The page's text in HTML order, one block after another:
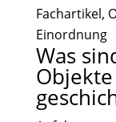
Fachartikel,
Einordnung
Was